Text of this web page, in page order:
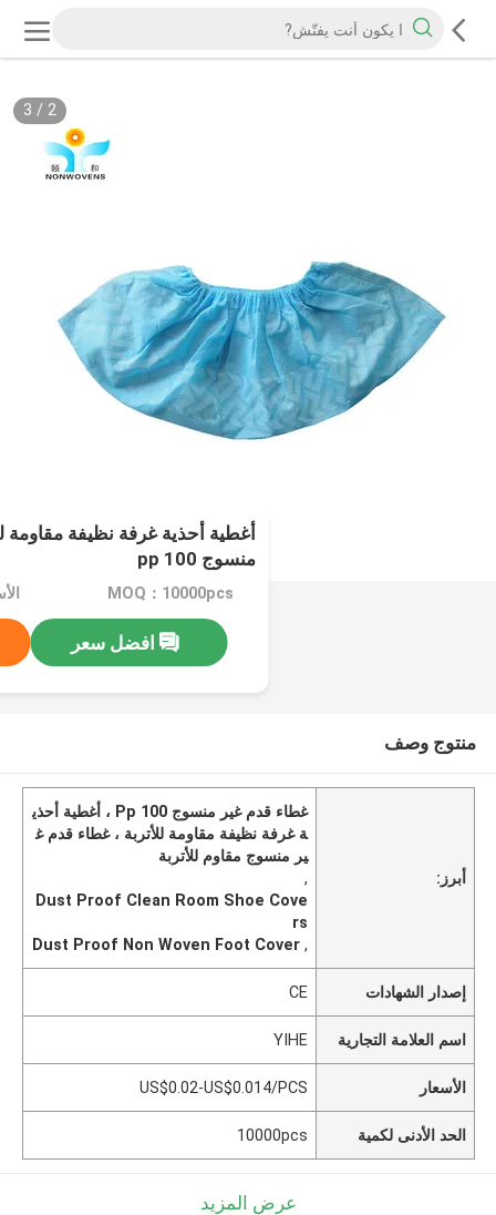
2
/
3
أغطية أحذية غرفة نظيفة مقاومة
منسوج 100 pp
MOQ：10000pcs
افضل سعر
منتوج وصف
أبرز:
غطاء قدم غير منسوج 100 Pp ، أغطية أحذي
ة غرفة نظيفة مقاومة للأتربة ، غطاء قدم غ
ير منسوج مقاوم للأتربة
,
Dust Proof Clean Room Shoe Cove
rs
,
Dust Proof Non Woven Foot Cover
إصدار الشهادات CE
اسم العلامة التجارية YIHE
الأسعار US$0.02-US$0.014/PCS
الحد الأدنى لكمية 10000pcs
عرض المزيد